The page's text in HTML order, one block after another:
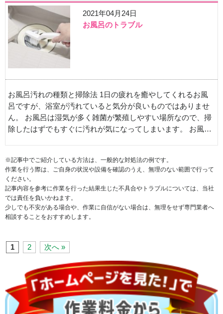
2021年04月24日
お風呂のトラブル
お風呂汚れの種類と掃除法 1日の疲れを癒やしてくれるお風
呂ですが、浴室が汚れていると気分が良いものではありませ
ん。 お風呂は湿気が多く雑菌が繁殖しやすい場所なので、掃
除したはずでもすぐに汚れが気になってしまいます。 お風…
※記事中でご紹介している方法は、一般的な対処法の例です。
作業を行う際は、ご自身の状況や設備を確認のうえ、無理のない範囲で行って
ください。
記事内容を参考に作業を行った結果生じた不具合やトラブルについては、当社
では責任を負いかねます。
少しでも不安がある場合や、作業に自信がない場合は、無理をせず専門業者へ
相談することをおすすめします。
1 2 次へ »